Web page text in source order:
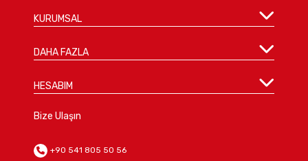
KURUMSAL
DAHA FAZLA
HESABIM
Bize Ulaşın
+90 541 805 50 56